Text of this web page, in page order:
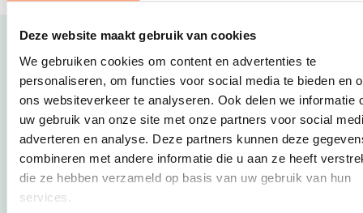
Deze website maakt gebruik van cookies
We gebruiken cookies om content en advertenties te
personaliseren, om functies voor social media te bieden en
ons websiteverkeer te analyseren. Ook delen we informatie
uw gebruik van onze site met onze partners voor social
adverteren en analyse. Deze partners kunnen deze
combineren met andere informatie die u aan ze heeft
die ze hebben verzameld op basis van uw gebruik van hun
services.